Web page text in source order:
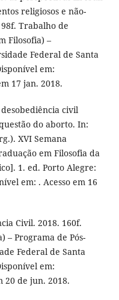
religiosos e não-
Trabalho de
Filosofia) –
Federal de Santa
em:
17 jan. 2018.
civil
do aborto. In:
XVI Semana
em Filosofia da
1. ed. Porto Alegre:
em: . Acesso em 16
Civil. 2018. 160f.
– Programa de Pós-
Federal de Santa
em:
20 de jun. 2018.